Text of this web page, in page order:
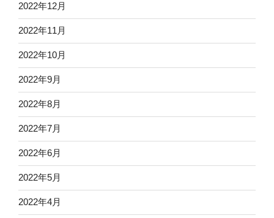
2022年12月
2022年11月
2022年10月
2022年9月
2022年8月
2022年7月
2022年6月
2022年5月
2022年4月